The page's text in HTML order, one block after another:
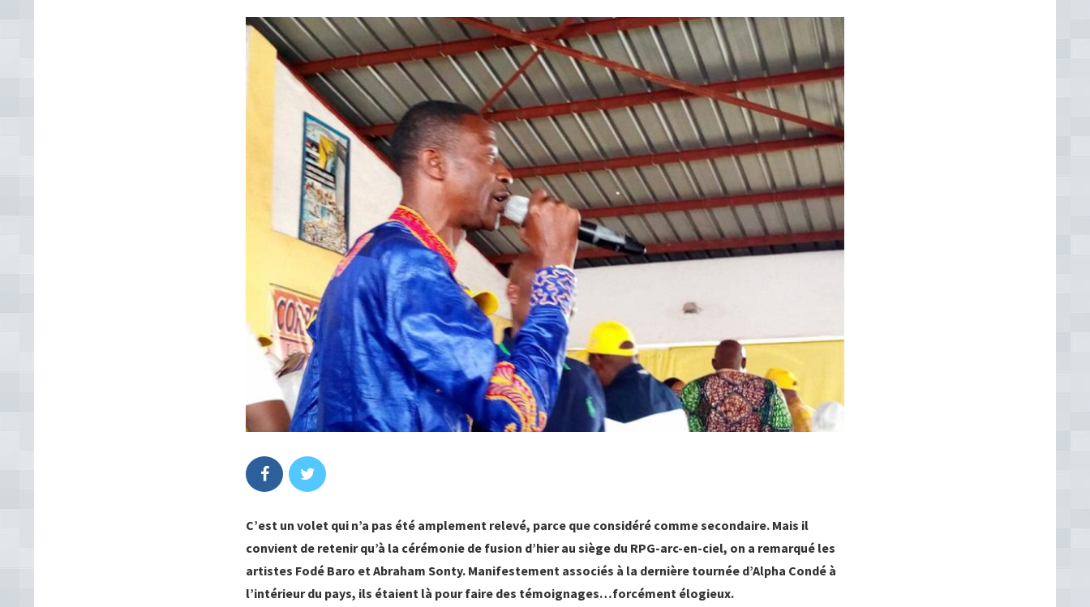
C’est un volet qui n’a pas été amplement relevé, parce que considéré comme secondaire. Mais il
convient de retenir qu’à la cérémonie de fusion d’hier au siège du RPG-arc-en-ciel, on a remarqué les
artistes Fodé Baro et Abraham Sonty. Manifestement associés à la dernière tournée d’Alpha Condé à
l’intérieur du pays, ils étaient là pour faire des témoignages…forcément élogieux.